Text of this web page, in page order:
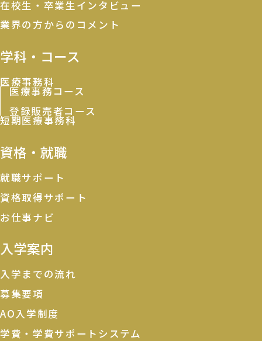
在校生・卒業生インタビュー
業界の方からのコメント
学科・コース
医療事務科
医療事務コース
登録販売者コース
短期医療事務科
資格・就職
就職サポート
資格取得サポート
お仕事ナビ
入学案内
入学までの流れ
募集要項
AO入学制度
学費・学費サポートシステム